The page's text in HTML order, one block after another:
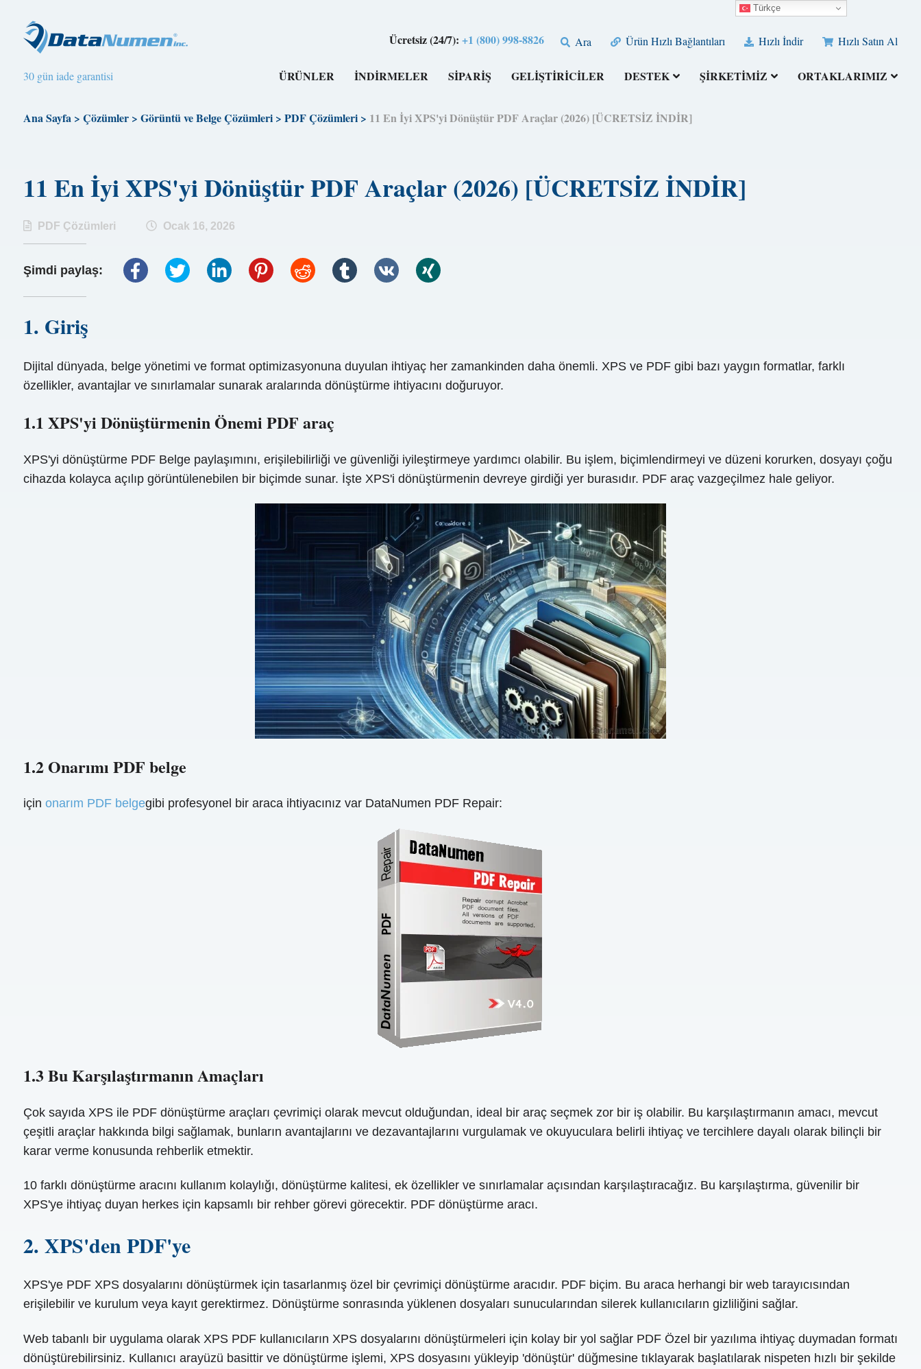
Ücretsiz (24/7):+1 (800) 998-8826 Ara Ürün Hızlı Bağlantıları Hızlı İndir Hızlı Satın Al
30 gün iade garantisi ÜRÜNLER İNDİRMELER SİPARİŞ GELİŞTİRİCİLER DESTEK ŞİRKETİMİZ ORTAKLARIMIZ
Ana Sayfa> Çözümler> Görüntü ve Belge Çözümleri> PDF Çözümleri> 11 En İyi XPS'yi Dönüştür PDF Araçlar (2026) [ÜCRETSİZ İNDİR]
11 En İyi XPS'yi Dönüştür PDF Araçlar (2026) [ÜCRETSİZ İNDİR]
PDF Çözümleri Ocak 16, 2026
Şimdi paylaş:
1. Giriş
Dijital dünyada, belge yönetimi ve format optimizasyonuna duyulan ihtiyaç her zamankinden daha önemli. XPS ve PDF gibi bazı yaygın formatlar, farklı
özellikler, avantajlar ve sınırlamalar sunarak aralarında dönüştürme ihtiyacını doğuruyor.
1.1 XPS'yi Dönüştürmenin Önemi PDF araç
XPS'yi dönüştürme PDF Belge paylaşımını, erişilebilirliği ve güvenliği iyileştirmeye yardımcı olabilir. Bu işlem, biçimlendirmeyi ve düzeni korurken, dosyayı çoğu
cihazda kolayca açılıp görüntülenebilen bir biçimde sunar. İşte XPS'i dönüştürmenin devreye girdiği yer burasıdır. PDF araç vazgeçilmez hale geliyor.
1.2 Onarımı PDF belge
için onarım PDF belgegibi profesyonel bir araca ihtiyacınız var DataNumen PDF Repair:
1.3 Bu Karşılaştırmanın Amaçları
Çok sayıda XPS ile PDF dönüştürme araçları çevrimiçi olarak mevcut olduğundan, ideal bir araç seçmek zor bir iş olabilir. Bu karşılaştırmanın amacı, mevcut
çeşitli araçlar hakkında bilgi sağlamak, bunların avantajlarını ve dezavantajlarını vurgulamak ve okuyuculara belirli ihtiyaç ve tercihlere dayalı olarak bilinçli bir
karar verme konusunda rehberlik etmektir.
10 farklı dönüştürme aracını kullanım kolaylığı, dönüştürme kalitesi, ek özellikler ve sınırlamalar açısından karşılaştıracağız. Bu karşılaştırma, güvenilir bir
XPS'ye ihtiyaç duyan herkes için kapsamlı bir rehber görevi görecektir. PDF dönüştürme aracı.
2. XPS'den PDF'ye
XPS'ye PDF XPS dosyalarını dönüştürmek için tasarlanmış özel bir çevrimiçi dönüştürme aracıdır. PDF biçim. Bu araca herhangi bir web tarayıcısından
erişilebilir ve kurulum veya kayıt gerektirmez. Dönüştürme sonrasında yüklenen dosyaları sunucularından silerek kullanıcıların gizliliğini sağlar.
Web tabanlı bir uygulama olarak XPS PDF kullanıcıların XPS dosyalarını dönüştürmeleri için kolay bir yol sağlar PDF Özel bir yazılıma ihtiyaç duymadan formatı
dönüştürebilirsiniz. Kullanıcı arayüzü basittir ve dönüştürme işlemi, XPS dosyasını yükleyip 'dönüştür' düğmesine tıklayarak başlatılarak nispeten hızlı bir şekilde
Türkçe